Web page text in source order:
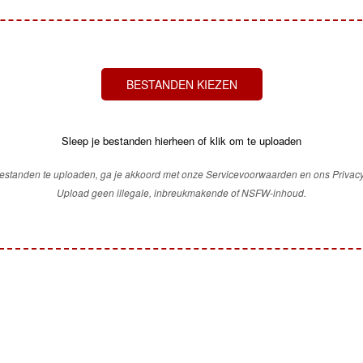
BESTANDEN KIEZEN
Sleep je bestanden hierheen of klik om te uploaden
te uploaden, ga je akkoord met onze Servicevoorwaarden en ons
Upload geen illegale, inbreukmakende of NSFW-inhoud.